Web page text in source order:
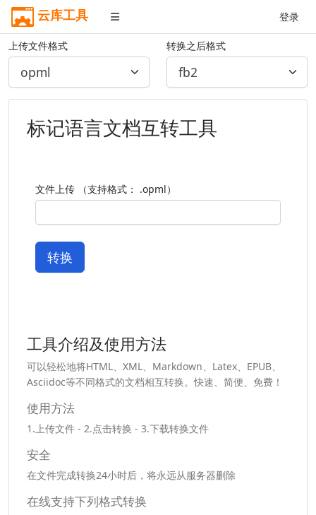
云库工具 登录
上传文件格式 转换之后格式
标记语言文档互转工具
文件上传 （支持格式： .opml）
转换
工具介绍及使用方法
可以轻松地将HTML、XML、Markdown、Latex、EPUB、
Asciidoc等不同格式的文档相互转换。快速、简便、免费！
使用方法
1.上传文件 - 2.点击转换 - 3.下载转换文件
安全
在文件完成转换24小时后，将永远从服务器删除
在线支持下列格式转换